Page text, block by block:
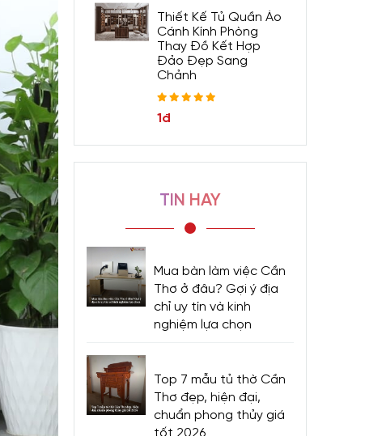
Thiết Kế Tủ Quần Áo
Cánh Kính Phòng
Thay Đồ Kết Hợp
Đảo Đẹp Sang
Chảnh
1đ
TIN HAY
Mua bàn làm việc Cần
Thơ ở đâu? Gợi ý địa
chỉ uy tín và kinh
nghiệm lựa chọn
Top 7 mẫu tủ thờ Cần
Thơ đẹp, hiện đại,
chuẩn phong thủy giá
tốt 2026